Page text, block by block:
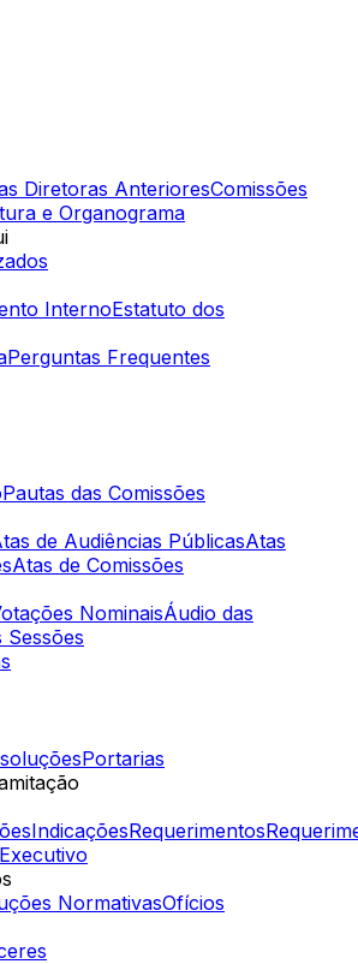
Diretoras AnterioresComissões
e Organograma
InternoEstatuto dos
Perguntas Frequentes
Pautas das Comissões
de Audiências PúblicasAtas
Atas de Comissões
NominaisÁudio das
Sessões
Portarias
IndicaçõesRequerimentos
NormativasOfícios